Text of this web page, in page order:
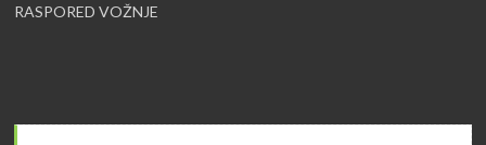
RASPORED VOŽNJE